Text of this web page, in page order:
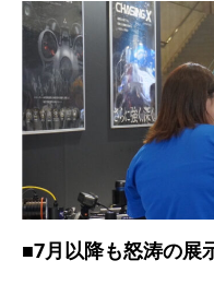
■7月以降も怒涛の展